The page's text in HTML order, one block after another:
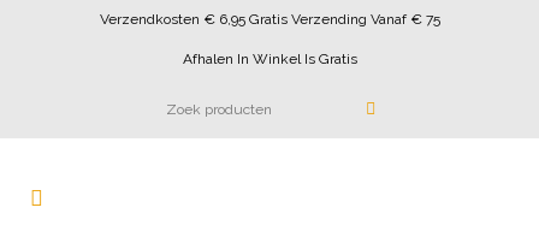
Verzendkosten € 6,95 Gratis Verzending Vanaf € 75
Afhalen In Winkel Is Gratis